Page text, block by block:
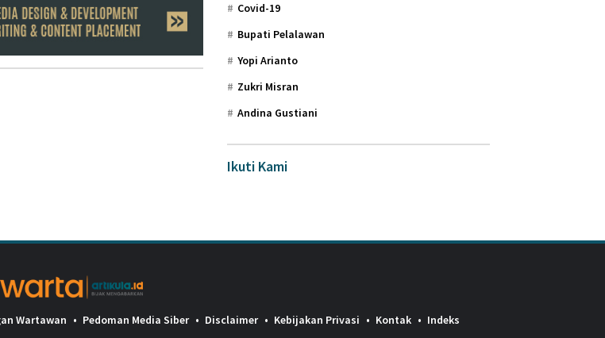
Covid-19
Bupati Pelalawan
Yopi Arianto
Zukri Misran
Andina Gustiani
Ikuti Kami
Wartawan Pedoman Media Siber Disclaimer Kebijakan Privasi Kontak Indeks